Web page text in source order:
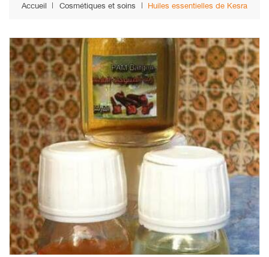
Accueil Cosmétiques et soins Huiles essentielles de Kesra